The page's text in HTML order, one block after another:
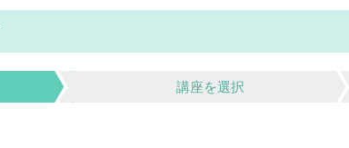
講座を選択